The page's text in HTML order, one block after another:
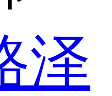
泽